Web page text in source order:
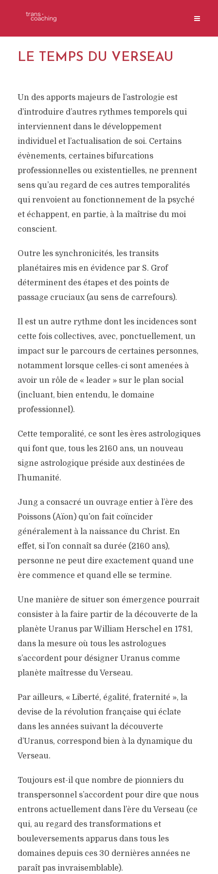
LE TEMPS DU VERSEAU
Un des apports majeurs de l’astrologie est
d’introduire d’autres rythmes temporels qui
interviennent dans le développement
individuel et l’actualisation de soi. Certains
évènements, certaines bifurcations
professionnelles ou existentielles, ne prennent
sens qu’au regard de ces autres temporalités
qui renvoient au fonctionnement de la psyché
et échappent, en partie, à la maîtrise du moi
conscient.
Outre les synchronicités, les transits
planétaires mis en évidence par S. Grof
déterminent des étapes et des points de
passage cruciaux (au sens de carrefours).
Il est un autre rythme dont les incidences sont
cette fois collectives, avec, ponctuellement, un
impact sur le parcours de certaines personnes,
notamment lorsque celles-ci sont amenées à
avoir un rôle de « leader » sur le plan social
(incluant, bien entendu, le domaine
professionnel).
Cette temporalité, ce sont les ères astrologiques
qui font que, tous les 2160 ans, un nouveau
signe astrologique préside aux destinées de
l’humanité.
Jung a consacré un ouvrage entier à l’ère des
Poissons (Aïon) qu’on fait coïncider
généralement à la naissance du Christ. En
effet, si l’on connaît sa durée (2160 ans),
personne ne peut dire exactement quand une
ère commence et quand elle se termine.
Une manière de situer son émergence pourrait
consister à la faire partir de la découverte de la
planète Uranus par William Herschel en 1781,
dans la mesure où tous les astrologues
s’accordent pour désigner Uranus comme
planète maîtresse du Verseau.
Par ailleurs, « Liberté, égalité, fraternité », la
devise de la révolution française qui éclate
dans les années suivant la découverte
d’Uranus, correspond bien à la dynamique du
Verseau.
Toujours est-il que nombre de pionniers du
transpersonnel s’accordent pour dire que nous
entrons actuellement dans l’ère du Verseau (ce
qui, au regard des transformations et
bouleversements apparus dans tous les
domaines depuis ces 30 dernières années ne
paraît pas invraisemblable).